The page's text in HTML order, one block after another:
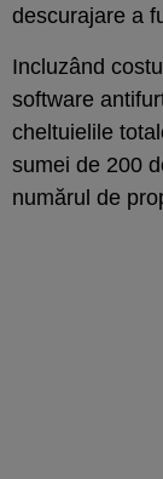
descurajare a
Incluzând
software
cheltuielile
sumei de 200
numărul de